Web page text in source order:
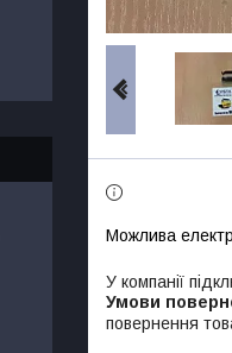
У компанії
повернення